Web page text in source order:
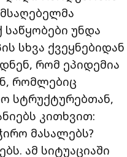
უნდა
სხვა ქვეყნებიდან
რომ ეპიდემია
რომლებიც
სტრუქტურებთან,
კითხვით:
მასალებს?
ამ სიტუაციაში